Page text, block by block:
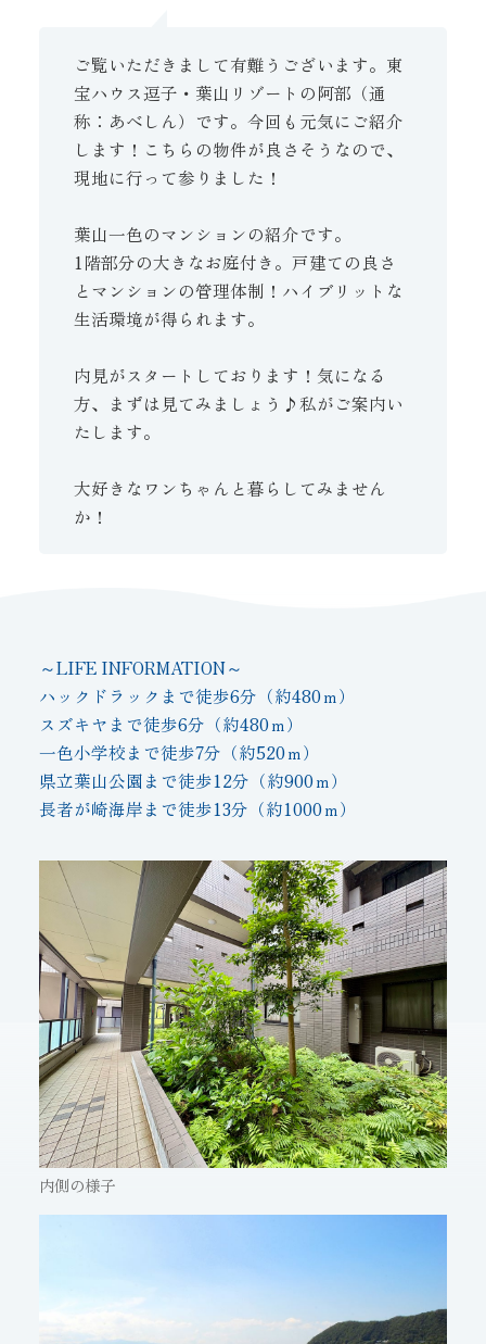
ご覧いただきまして有難うございます。東
宝ハウス逗子・葉山リゾートの阿部（通
称：あべしん）です。今回も元気にご紹介
します！こちらの物件が良さそうなので、
現地に行って参りました！
葉山一色のマンションの紹介です。
1階部分の大きなお庭付き。戸建ての良さ
とマンションの管理体制！ハイブリットな
生活環境が得られます。
内見がスタートしております！気になる
方、まずは見てみましょう♪私がご案内い
たします。
大好きなワンちゃんと暮らしてみません
か！
～LIFE INFORMATION～
ハックドラックまで徒歩6分（約480ｍ）
スズキヤまで徒歩6分（約480ｍ）
一色小学校まで徒歩7分（約520ｍ）
県立葉山公園まで徒歩12分（約900ｍ）
長者が崎海岸まで徒歩13分（約1000ｍ）
内側の様子